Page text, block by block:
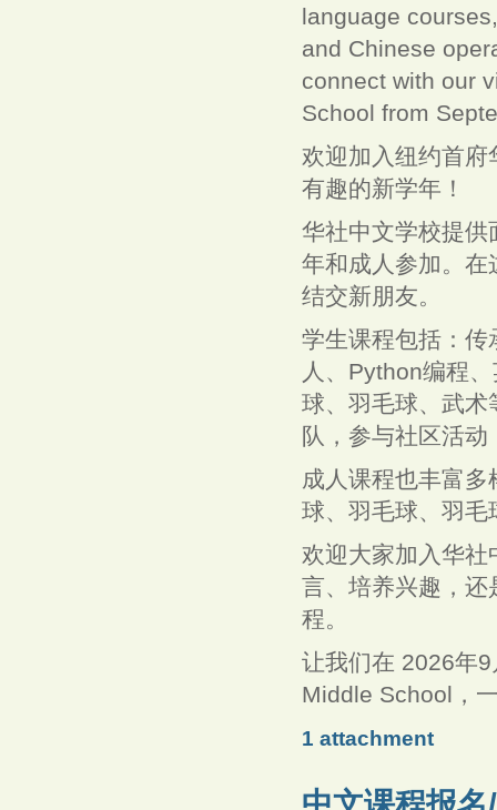
language
and Chinese
connect with our
School from
欢迎加入纽约首
有趣的新学年！
华社中文学校提供
年和成人参加。在
结交新朋友。
学生课程包括：传
人、Python编程
球、羽毛球、武术
队，参与社区活
成人课程也丰富
球、羽毛球、羽毛
欢迎大家加入华社
言、培养兴趣，还
程。
让我们在 2026年
Middle School，
1 attachment